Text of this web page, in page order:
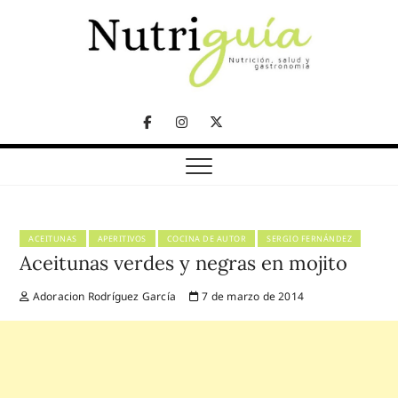
FacebookInstagram
Twitter
Telegram
Nutriguía (Desde
2002)
ACEITUNAS APERITIVOS COCINA DE AUTOR SERGIO FERNÁNDEZ
Aceitunas verdes y negras en mojito
Adoracion Rodríguez García 7 de marzo de 2014